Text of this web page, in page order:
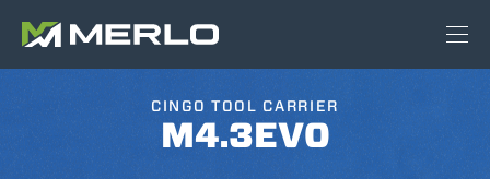
CINGO TOOL CARRIER
M4.3EVO